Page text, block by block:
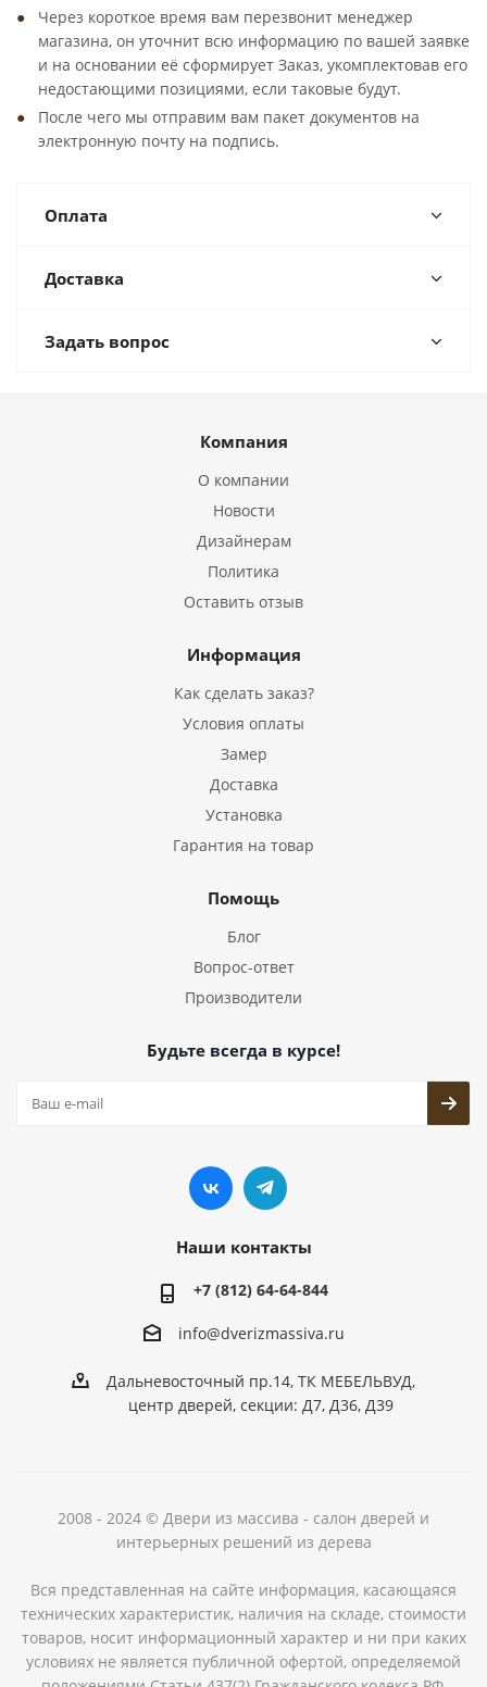
Через короткое время вам перезвонит менеджер
магазина, он уточнит всю информацию по вашей заявке
и на основании её сформирует Заказ, укомплектовав его
недостающими позициями, если таковые будут.
После чего мы отправим вам пакет документов на
электронную почту на подпись.
Оплата
Доставка
Задать вопрос
Компания
О компании
Новости
Дизайнерам
Политика
Оставить отзыв
Информация
Как сделать заказ?
Условия оплаты
Замер
Доставка
Установка
Гарантия на товар
Помощь
Блог
Вопрос-ответ
Производители
Будьте всегда в курсе!
Наши контакты
+7 (812) 64-64-844
info@dverizmassiva.ru
Дальневосточный пр.14, ТК МЕБЕЛЬВУД,
центр дверей, секции: Д7, Д36, Д39
2008 - 2024 © Двери из массива - салон дверей и
интерьерных решений из дерева
Вся представленная на сайте информация, касающаяся
технических характеристик, наличия на складе, стоимости
товаров, носит информационный характер и ни при каких
условиях не является публичной офертой, определяемой